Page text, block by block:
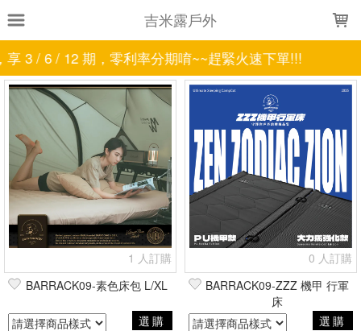
吉米露戶外
/ 6 / 12 期，零利率分期唷~~趕緊火速下單!!!
銷售件數 銷售價格
樣式尺寸篩選
全部樣式 銀 狼棕
沙
加大款
大力馬強化款 PU機甲款
全部尺寸 290x200x30cm 記憶枕 贈收納袋
現貨商品
1 人訂購
BARRACK09-素色床包 L/XL
選購
0 人訂購
BARRACK09-ZZZ 機甲 行軍
床
選購